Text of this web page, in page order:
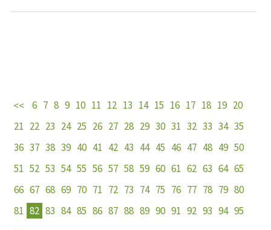
6 7 8 9 10 11 12 13 14 15 16 17 18 19 20
21 22 23 24 25 26 27 28 29 30 31 32 33 34 35
36 37 38 39 40 41 42 43 44 45 46 47 48 49 50
51 52 53 54 55 56 57 58 59 60 61 62 63 64 65
66 67 68 69 70 71 72 73 74 75 76 77 78 79 80
81 82 83 84 85 86 87 88 89 90 91 92 93 94 95